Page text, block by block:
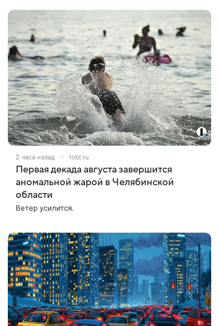
2 часа назад 1obl.ru
Первая декада августа завершится
аномальной жарой в Челябинской
области
Ветер усилится.